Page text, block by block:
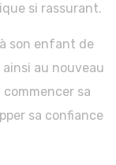
si rassurant.
son enfant de
au nouveau
sa
sa confiance